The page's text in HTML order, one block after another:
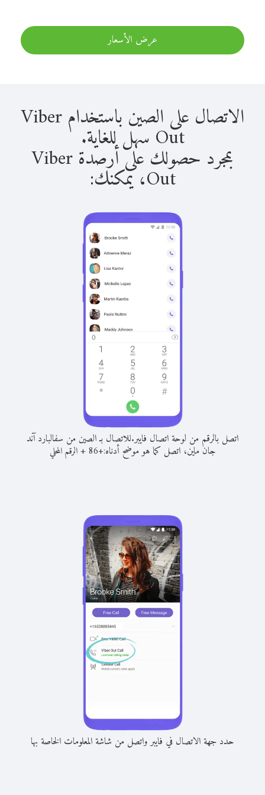
عرض الأسعار
الاتصال على الصين باستخدام Viber
Out سهل للغاية.
بمجرد حصولك على أرصدة Viber
Out، يمكنك:
اتصل بالرقم من لوحة اتصال فايبر.للاتصال بـ الصين من سفالبارد آند
جان ماين، اتصل كما هو موضح أدناه:+
86
+الرقم المحلي
حدد جهة الاتصال في فايبر واتصل من شاشة المعلومات الخاصة بها